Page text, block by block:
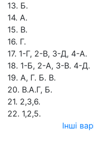
13. Б.
14. А.
15. В.
16. Г.
17. 1-Г, 2-В, 3-Д, 4-А.
18. 1-Б, 2-А, 3-В. 4-Д.
19. А, Г. Б. В.
20. В.А.Г, Б.
21. 2,3,6.
22. 1,2,5.
Інші